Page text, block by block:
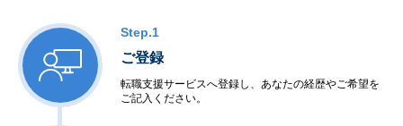
Step.1
ご登録
転職支援サービスへ登録し、あなたの経歴やご希望を
ご記入ください。